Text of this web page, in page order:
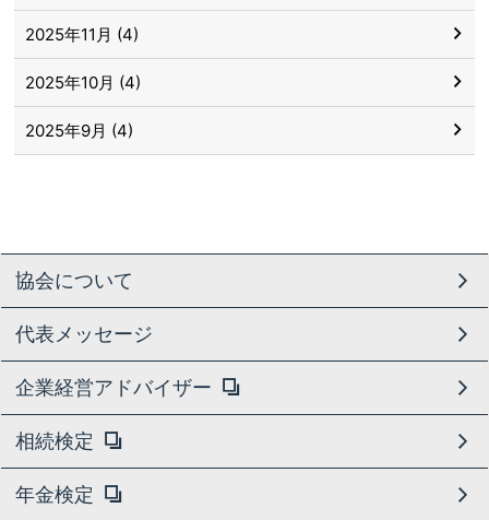
2025年11月 (4)
2025年10月 (4)
2025年9月 (4)
協会について
代表メッセージ
企業経営アドバイザー
相続検定
年金検定